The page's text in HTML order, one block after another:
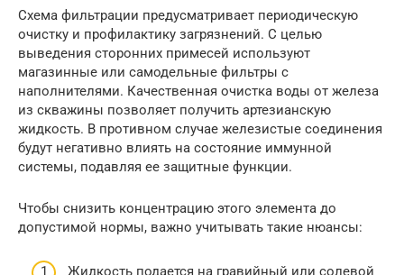
Схема фильтрации предусматривает периодическую
очистку и профилактику загрязнений. С целью
выведения сторонних примесей используют
магазинные или самодельные фильтры с
наполнителями. Качественная очистка воды от железа
из скважины позволяет получить артезианскую
жидкость. В противном случае железистые соединения
будут негативно влиять на состояние иммунной
системы, подавляя ее защитные функции.
Чтобы снизить концентрацию этого элемента до
допустимой нормы, важно учитывать такие нюансы:
Жидкость подается на гравийный или солевой